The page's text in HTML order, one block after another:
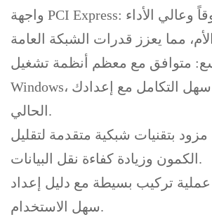
واجهة PCI Express: توفر اتصالاً موثوقاً وعالي الأداء
متوافق مع معظم أنظمة تشغيل
Windows، مما يجعله سهل التكامل مع إعدادك
الحالي.
مزود بتقنيات شبكية متقدمة لتقليل
الكمون وزيادة كفاءة نقل البيانات.
تركيب بسيطة مع دليل إعداد
سهل الاستخدام.